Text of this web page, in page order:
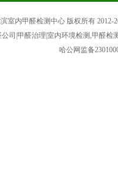
室内甲醛检测中心 版权所有 2012-
司|甲醛治理|室内环境检测,甲醛
哈公网监备